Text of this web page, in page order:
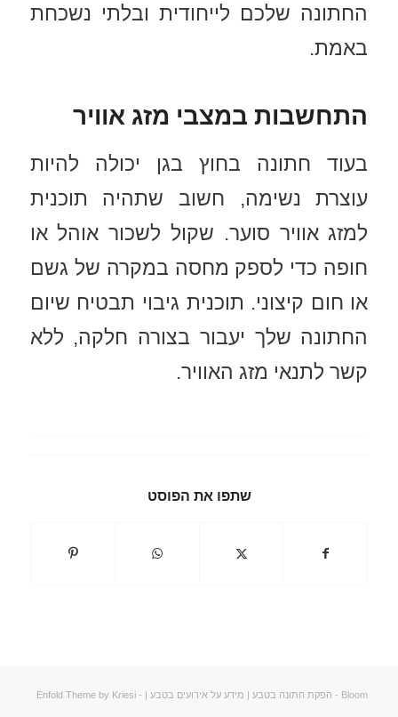
החתונה שלכם לייחודית ובלתי נשכחת
באמת.
התחשבות במצבי מזג אוויר
בעוד חתונה בחוץ בגן יכולה להיות
עוצרת נשימה, חשוב שתהיה תוכנית
למזג אוויר סוער. שקול לשכור אוהל או
חופה כדי לספק מחסה במקרה של גשם
או חום קיצוני. תוכנית גיבוי תבטיח שיום
החתונה שלך יעבור בצורה חלקה, ללא
קשר לתנאי מזג האוויר.
שתפו את הפוסט
Bloom - הפקת חתונה בטבע | מידע על אירועים בטבע | -
Enfold Theme by Kriesi